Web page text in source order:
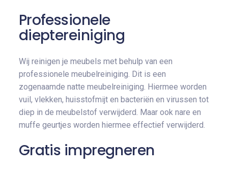
Professionele
dieptereiniging
Wij reinigen je meubels met behulp van een
professionele meubelreiniging. Dit is een
zogenaamde natte meubelreiniging. Hiermee worden
vuil, vlekken, huisstofmijt en bacteriën en virussen tot
diep in de meubelstof verwijderd. Maar ook nare en
muffe geurtjes worden hiermee effectief verwijderd.
Gratis impregneren